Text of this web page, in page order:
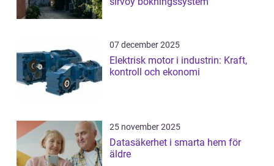
07 december 2025
Elektrisk motor i industrin: Kraft,
kontroll och ekonomi
25 november 2025
Datasäkerhet i smarta hem för
äldre